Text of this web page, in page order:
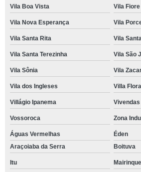
Vila Boa Vista Vila Fiore
Vila Nova Esperança Vila
Vila Santa Rita Vila
Vila Santa Terezinha Vila São
Vila Sônia Vila
Vila dos Ingleses Villa Flora
Villágio Ipanema Vivendas
Vossoroca Zona
Águas Vermelhas
Éden
Araçoiaba da Serra
Boituva
Itu Mairinque